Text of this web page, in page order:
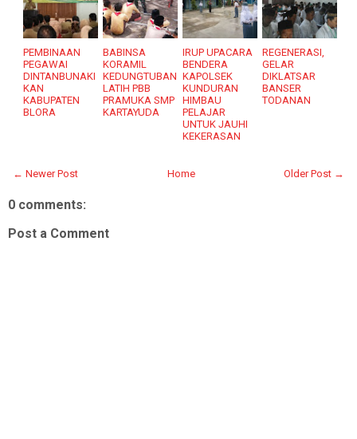
PEMBINAAN
PEGAWAI
DINTANBUNAKI
KAN
KABUPATEN
BLORA
BABINSA
KORAMIL
KEDUNGTUBAN
LATIH PBB
PRAMUKA SMP
KARTAYUDA
IRUP UPACARA
BENDERA
KAPOLSEK
KUNDURAN
HIMBAU
PELAJAR
UNTUK JAUHI
KEKERASAN
REGENERASI,
GELAR
DIKLATSAR
BANSER
TODANAN
← Newer Post Older Post →
Home
0 comments:
Post a Comment